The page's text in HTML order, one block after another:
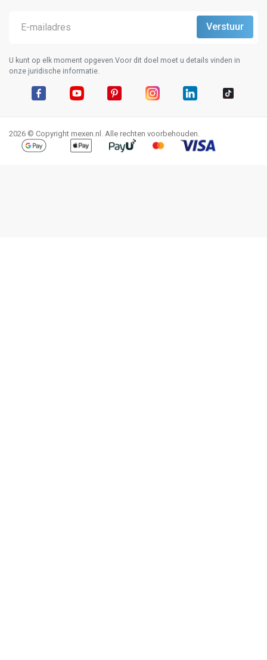
U kunt op elk moment opgeven.Voor dit doel moet u details vinden in
onze juridische informatie.
2026 © Copyright mexen.nl. Alle rechten voorbehouden.